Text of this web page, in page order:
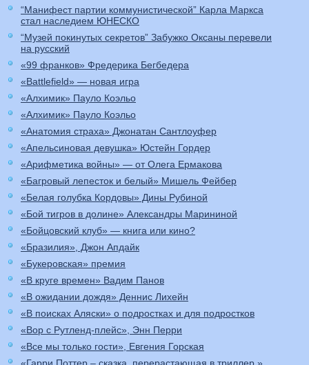
“Манифест партии коммунистической” Карла Маркса
стал наследием ЮНЕСКО
“Музей покинутых секретов” Забужко Оксаны перевели
на русский
«99 франков» Фредерика Бегбедера
«Battlefield» — новая игра
«Алхимик» Пауло Коэльо
«Алхимик» Пауло Коэльо
«Анатомия страха» Джонатан Сантлоуфер
«Апельсиновая девушка» Юстейн Гордер
«Арифметика войны» — от Олега Ермакова
«Багровый лепесток и белый» Мишель Фейбер
«Белая голубка Кордовы» Дины Рубиной
«Бой тигров в долине» Александры Марининой
«Бойцовский клуб» — книга или кино?
«Бразилия», Джон Апдайк
«Букеровская» премия
«В круге времен» Вадим Панов
«В ожидании дождя» Деннис Лихейн
«В поисках Аляски» о подростках и для подростков
«Вор с Рутленд-плейс», Энн Перри
«Все мы только гости», Евгения Горская